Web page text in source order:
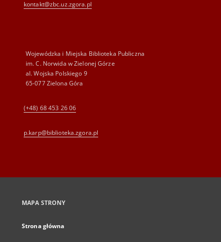
kontakt@zbc.uz.zgora.pl
Wojewódzka i Miejska Biblioteka Publiczna
im. C. Norwida w Zielonej Górze
al. Wojska Polskiego 9
65-077 Zielona Góra
(+48) 68 453 26 06
p.karp@biblioteka.zgora.pl
MAPA STRONY
Strona główna